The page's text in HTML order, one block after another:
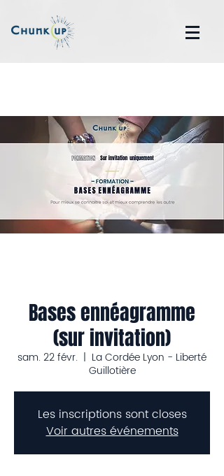
Bases ennéagramme
(sur invitation)
sam. 22 févr.
  |
La Cordée Lyon - Liberté
Guillotière
Les inscriptions sont closes
Voir autres événements